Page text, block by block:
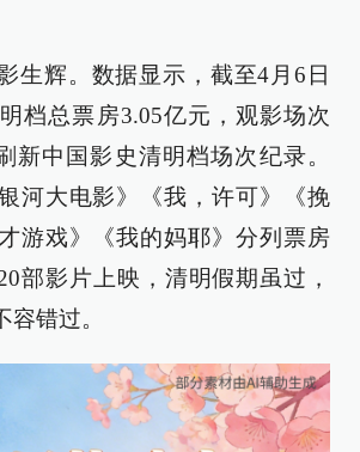
生辉。数据显示，截至4月6日
档总票房3.05亿元，观影场次
新中国影史清明档场次纪录。
河大电影》《我，许可》《挽
游戏》《我的妈耶》分列票房
部影片上映，清明假期虽过，
错过。